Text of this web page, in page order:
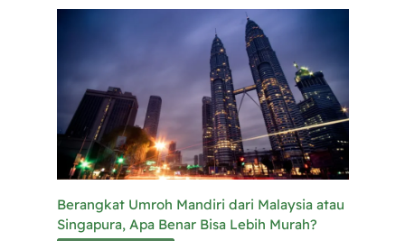
Berangkat Umroh Mandiri dari Malaysia atau
Singapura, Apa Benar Bisa Lebih Murah?